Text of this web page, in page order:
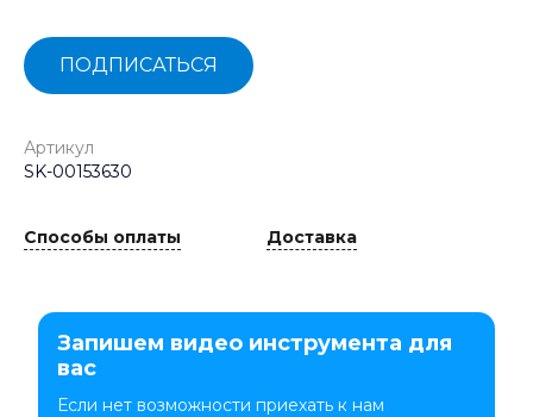
ПОДПИСАТЬСЯ
Артикул
SK-00153630
Способы оплаты Доставка
Запишем видео инструмента для
вас
Если нет возможности приехать к нам